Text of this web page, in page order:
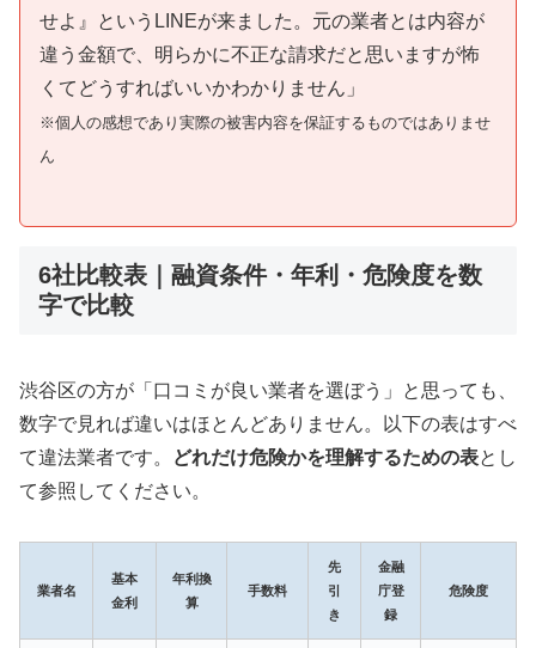
せよ』というLINEが来ました。元の業者とは内容が
違う金額で、明らかに不正な請求だと思いますが怖
くてどうすればいいかわかりません」
※個人の感想であり実際の被害内容を保証するものではありませ
ん
6社比較表｜融資条件・年利・危険度を数
字で比較
渋谷区の方が「口コミが良い業者を選ぼう」と思っても、
数字で見れば違いはほとんどありません。以下の表はすべ
て違法業者です。
どれだけ危険かを理解するための表とし
て参照してください。
業者名
基本
金利
年利換
算
手数料
先
引
き
金融
庁登
録
危険度